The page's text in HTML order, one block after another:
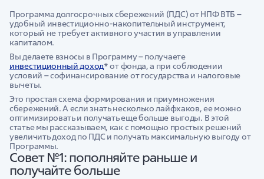
Программа долгосрочных сбережений (ПДС) от НПФ ВТБ –
удобный инвестиционно-накопительный инструмент,
который не требует активного участия в управлении
капиталом.
Вы делаете взносы в Программу – получаете
инвестиционный доход* от фонда, а при соблюдении
условий – софинансирование от государства и налоговые
вычеты.
Это простая схема формирования и приумножения
сбережений. А если знать несколько лайфхаков, ее можно
оптимизировать и получать еще больше выгоды. В этой
статье мы рассказываем, как с помощью простых решений
увеличить доход по ПДС и получать максимальную выгоду от
Программы.
Совет №1: пополняйте раньше и
получайте больше